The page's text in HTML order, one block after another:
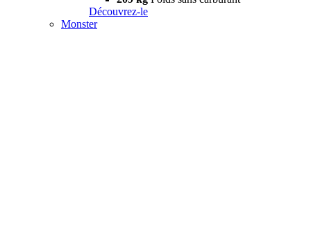
Découvrez-le
Monster